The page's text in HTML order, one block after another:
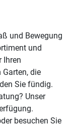
und Bewegung
und
Ihren
die
Sie fündig.
Unser
besuchen Sie